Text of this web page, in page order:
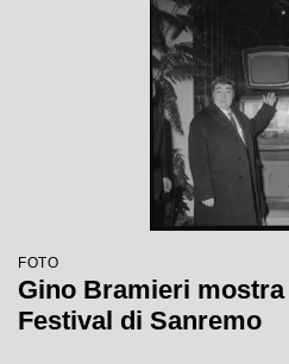
FOTO
Gino Bramieri
Festival di Sanremo